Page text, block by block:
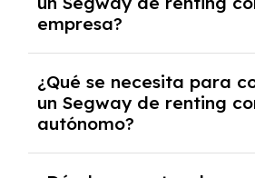
crediticia y un pago inicial.
empresa?
documentación financiera y,
casos, un informe de
y un pago inicial.
¿Qué se necesita para
un Segway de renting
autónomo?